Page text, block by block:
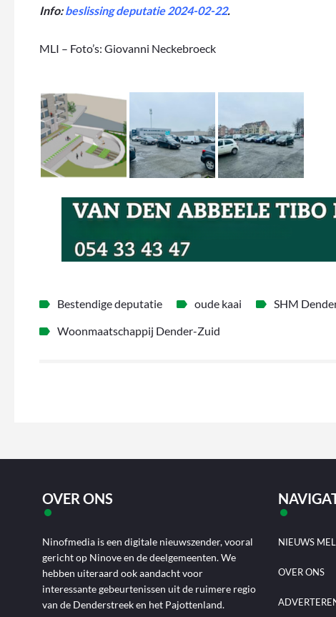
Info:beslissing deputatie 2024-02-22.
MLI – Foto’s: Giovanni Neckebroeck
Bestendige deputatie oude kaai SHM
Woonmaatschappij Dender-Zuid
OVER ONS
Ninofmedia is een digitale nieuwszender, vooral
gericht op Ninove en de deelgemeenten. We
hebben uiteraard ook aandacht voor
interessante gebeurtenissen uit de ruimere regio
van de Denderstreek en het Pajottenland.
NIEUWS
OVER ONS